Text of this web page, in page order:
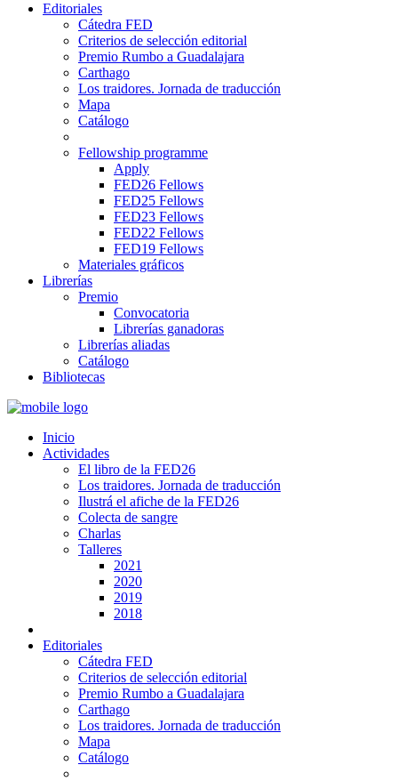
Editoriales
Cátedra FED
Criterios de selección editorial
Premio Rumbo a Guadalajara
Carthago
Los traidores. Jornada de traducción
Mapa
Catálogo
Fellowship programme
Apply
FED26 Fellows
FED25 Fellows
FED23 Fellows
FED22 Fellows
FED19 Fellows
Materiales gráficos
Librerías
Premio
Convocatoria
Librerías ganadoras
Librerías aliadas
Catálogo
Bibliotecas
Inicio
Actividades
El libro de la FED26
Los traidores. Jornada de traducción
Ilustrá el afiche de la FED26
Colecta de sangre
Charlas
Talleres
2021
2020
2019
2018
Editoriales
Cátedra FED
Criterios de selección editorial
Premio Rumbo a Guadalajara
Carthago
Los traidores. Jornada de traducción
Mapa
Catálogo